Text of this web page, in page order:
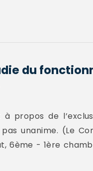
du
à propos de
unanime. (Le
- 1ère